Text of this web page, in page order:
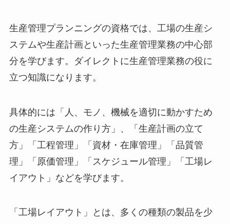
生産管理プランニングの資格では、工場の生産シ
ステムや生産計画といった生産管理業務の中心部
分を学びます。ダイレクトに生産管理業務の役に
立つ知識になります。
具体的には「人、モノ、機械を適切に動かすため
の生産システムの作り方」、「生産計画の立て
方」「工程管理」「資材・在庫管理」「品質管
理」「原価管理」「スケジュール管理」「工場レ
イアウト」などを学びます。
「工場レイアウト」とは、多くの種類の製品を少